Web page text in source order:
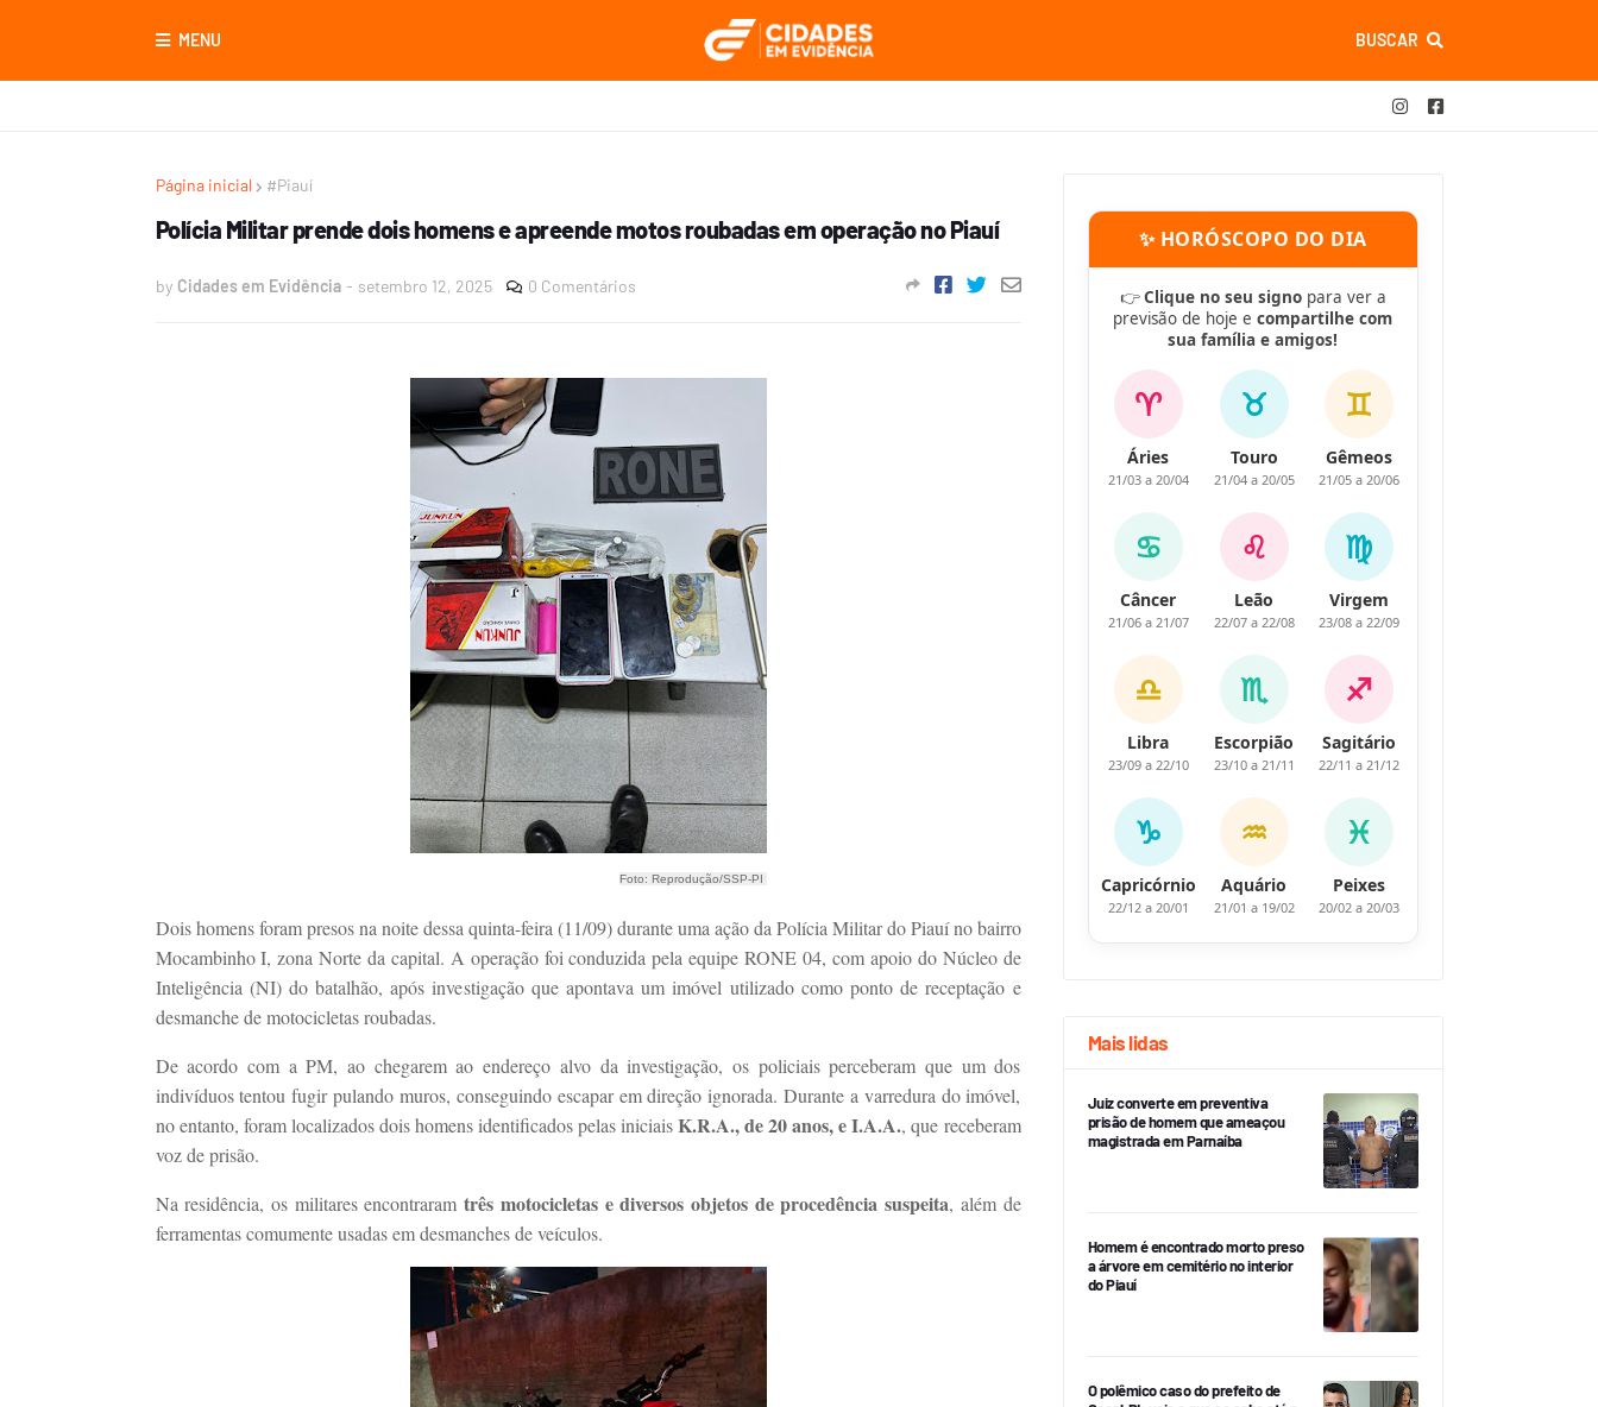
MENU BUSCAR
Página inicial #Piauí
Polícia Militar prende dois homens e apreende motos roubadas em operação no Piauí
by Cidades em Evidência - setembro 12, 2025 0 Comentários
Foto: Reprodução/SSP-PI
Dois homens foram presos na noite dessa quinta-feira (11/09) durante uma ação da Polícia Militar do Piauí no bairro
Mocambinho I, zona Norte da capital. A operação foi conduzida pela equipe RONE 04, com apoio do Núcleo de
Inteligência (NI) do batalhão, após investigação que apontava um imóvel utilizado como ponto de receptação e
desmanche de motocicletas roubadas.
De acordo com a PM, ao chegarem ao endereço alvo da investigação, os policiais perceberam que um dos
indivíduos tentou fugir pulando muros, conseguindo escapar em direção ignorada. Durante a varredura do imóvel,
no entanto, foram localizados dois homens identificados pelas iniciaisK.R.A., de 20 anos, e I.A.A., que receberam
voz de prisão.
Na residência, os militares encontraramtrês motocicletas e diversos objetos de procedência suspeita, além de
ferramentas comumente usadas em desmanches de veículos.
✨ HORÓSCOPO DO DIA
👉Clique no seu signopara ver a
previsão de hoje e compartilhe com
sua família e amigos!
♈
Áries
21/03 a 20/04
♉
Touro
21/04 a 20/05
♊
Gêmeos
21/05 a 20/06
♋
Câncer
21/06 a 21/07
♌
Leão
22/07 a 22/08
♍
Virgem
23/08 a 22/09
♎
Libra
23/09 a 22/10
♏
Escorpião
23/10 a 21/11
♐
Sagitário
22/11 a 21/12
♑
Capricórnio
22/12 a 20/01
♒
Aquário
21/01 a 19/02
♓
Peixes
20/02 a 20/03
Mais lidas
Juiz converte em preventiva
prisão de homem que ameaçou
magistrada em Parnaíba
Homem é encontrado morto preso
a árvore em cemitério no interior
do Piauí
O polêmico caso do prefeito de